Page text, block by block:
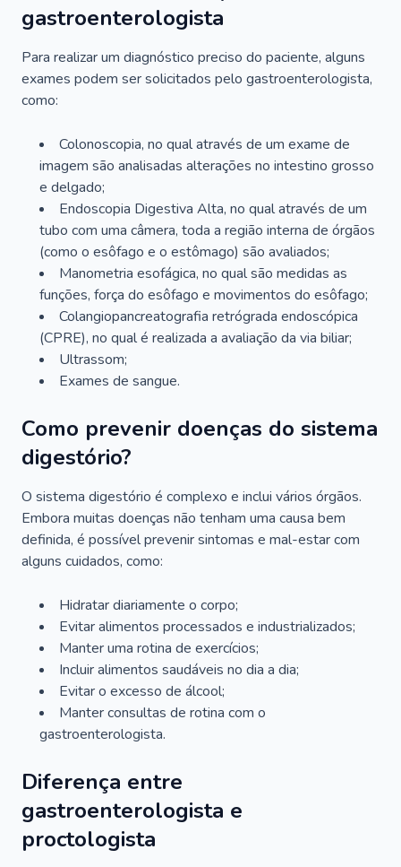
gastroenterologista
Para realizar um diagnóstico preciso do paciente, alguns
exames podem ser solicitados pelo gastroenterologista,
como:
Colonoscopia, no qual através de um exame de
imagem são analisadas alterações no intestino grosso
e delgado;
Endoscopia Digestiva Alta, no qual através de um
tubo com uma câmera, toda a região interna de órgãos
(como o esôfago e o estômago) são avaliados;
Manometria esofágica, no qual são medidas as
funções, força do esôfago e movimentos do esôfago;
Colangiopancreatografia retrógrada endoscópica
(CPRE), no qual é realizada a avaliação da via biliar;
Ultrassom;
Exames de sangue.
Como prevenir doenças do sistema
digestório?
O sistema digestório é complexo e inclui vários órgãos.
Embora muitas doenças não tenham uma causa bem
definida, é possível prevenir sintomas e mal-estar com
alguns cuidados, como:
Hidratar diariamente o corpo;
Evitar alimentos processados e industrializados;
Manter uma rotina de exercícios;
Incluir alimentos saudáveis no dia a dia;
Evitar o excesso de álcool;
Manter consultas de rotina com o
gastroenterologista.
Diferença entre
gastroenterologista e
proctologista